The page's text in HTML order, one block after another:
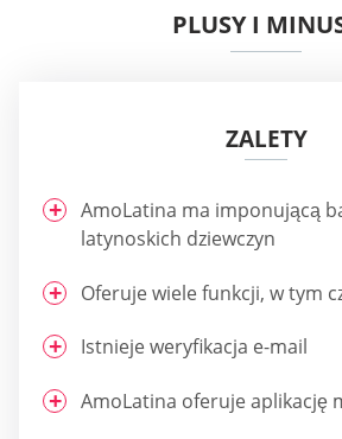
PLUSY I
ZALETY
AmoLatina ma imponującą
latynoskich dziewczyn
Oferuje wiele funkcji, w tym
Istnieje weryfikacja e-mail
AmoLatina oferuje aplikację